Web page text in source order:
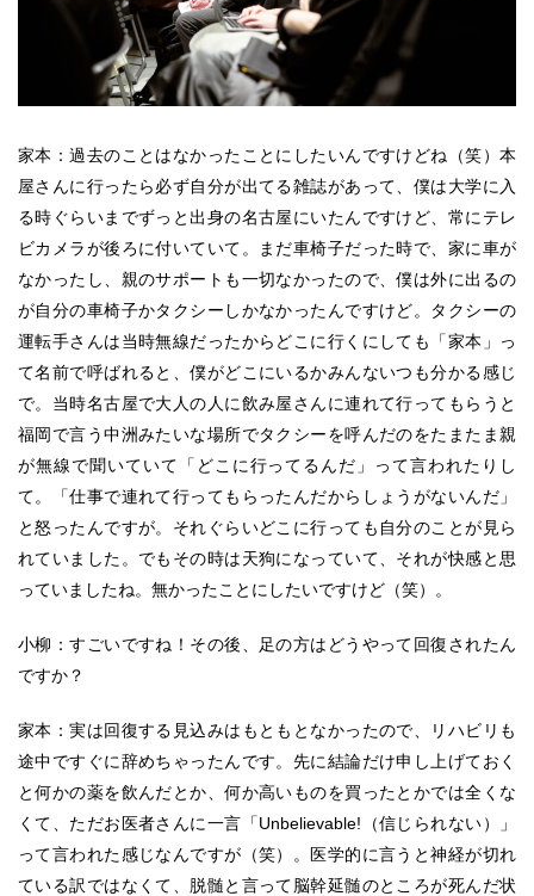
家本：過去のことはなかったことにしたいんですけどね（笑）本
屋さんに行ったら必ず自分が出てる雑誌があって、僕は大学に入
る時ぐらいまでずっと出身の名古屋にいたんですけど、常にテレ
ビカメラが後ろに付いていて。まだ車椅子だった時で、家に車が
なかったし、親のサポートも一切なかったので、僕は外に出るの
が自分の車椅子かタクシーしかなかったんですけど。タクシーの
運転手さんは当時無線だったからどこに行くにしても「家本」っ
て名前で呼ばれると、僕がどこにいるかみんないつも分かる感じ
で。当時名古屋で大人の人に飲み屋さんに連れて行ってもらうと
福岡で言う中洲みたいな場所でタクシーを呼んだのをたまたま親
が無線で聞いていて「どこに行ってるんだ」って言われたりし
て。「仕事で連れて行ってもらったんだからしょうがないんだ」
と怒ったんですが。それぐらいどこに行っても自分のことが見ら
れていました。でもその時は天狗になっていて、それが快感と思
っていましたね。無かったことにしたいですけど（笑）。
小柳：すごいですね！その後、足の方はどうやって回復されたん
ですか？
家本：実は回復する見込みはもともとなかったので、リハビリも
途中ですぐに辞めちゃったんです。先に結論だけ申し上げておく
と何かの薬を飲んだとか、何か高いものを買ったとかでは全くな
くて、ただお医者さんに一言「Unbelievable!（信じられない）」
って言われた感じなんですが（笑）。医学的に言うと神経が切れ
ている訳ではなくて、脱髄と言って脳幹延髄のところが死んだ状